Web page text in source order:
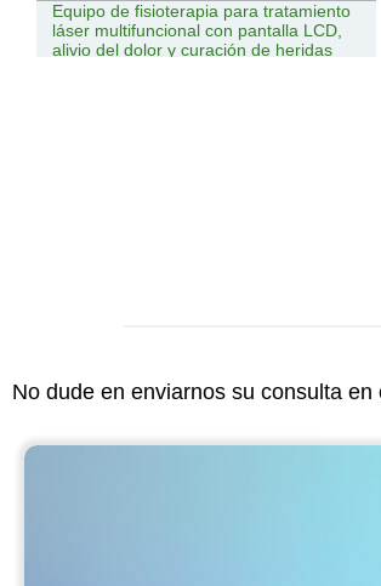
Equipo de fisioterapia para tratamiento
láser multifuncional con pantalla LCD,
alivio del dolor y curación de heridas
No dude en enviarnos su consulta